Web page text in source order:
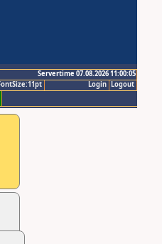
Servertime 07.08.2026 11:00:05
Logout
Login